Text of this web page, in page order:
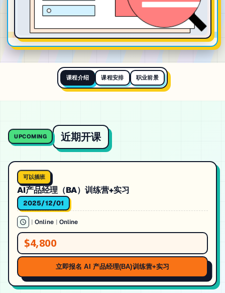
课程介绍 课程安排 职业前景
UPCOMING 近期开课
可以插班
AI产品经理（BA）训练营+实习
2025/12/01
| Online | Online
$4,800
立即报名 AI 产品经理(BA)训练营+实习